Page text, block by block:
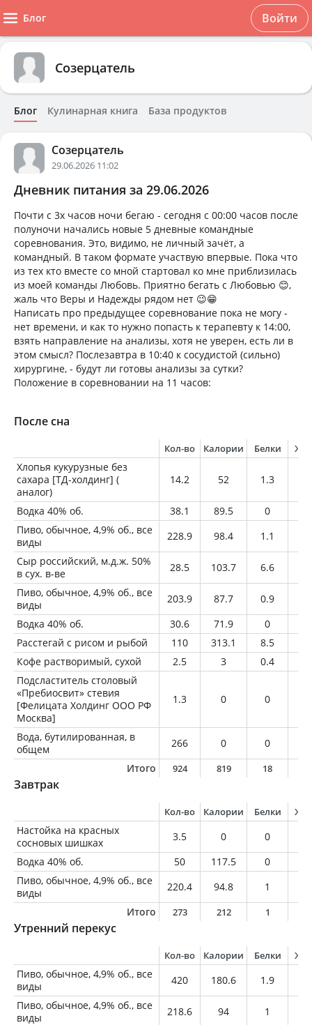
Блог Войти
Созерцатель
Блог Кулинарная книга База продуктов
Созерцатель
29.06.2026 11:02
Дневник питания за 29.06.2026
Почти с 3х часов ночи бегаю - сегодня с 00:00 часов после
полуночи начались новые 5 дневные командные
соревнования. Это, видимо, не личный зачёт, а
командный. В таком формате участвую впервые. Пока что
из тех кто вместе со мной стартовал ко мне приблизилась
из моей команды Любовь. Приятно бегать с Любовью 😊,
жаль что Веры и Надежды рядом нет 😉😁
Написать про предыдущее соревнование пока не могу -
нет времени, и как то нужно попасть к терапевту к 14:00,
взять направление на анализы, хотя не уверен, есть ли в
этом смысл? Послезавтра в 10:40 к сосудистой (сильно)
хирургине, - будут ли готовы анализы за сутки?
Положение в соревновании на 11 часов:
После сна
Кол-во Калории Белки
Хлопья кукурузные без
сахара [ТД-холдинг] (
аналог)
14.2 52 1.3
Водка 40% об. 38.1 89.5 0
Пиво, обычное, 4,9% об., все
виды
228.9 98.4 1.1
Сыр российский, м.д.ж. 50%
в сух. в-ве
28.5 103.7 6.6
Пиво, обычное, 4,9% об., все
виды
203.9 87.7 0.9
Водка 40% об.
30.6 71.9 0
Расстегай с рисом и рыбой
110 313.1 8.5
Кофе растворимый, сухой
2.5 3 0.4
Подсластитель столовый
«Пребиосвит» стевия
[Фелицата Холдинг ООО РФ
Москва]
1.3 0 0
Вода, бутилированная, в
общем
266 0 0
Итого
924 819 18
Завтрак
Кол-во Калории Белки
Настойка на красных
сосновых шишках
3.5 0 0
Водка 40% об.
50 117.5 0
Пиво, обычное, 4,9% об., все
виды
220.4 94.8 1
Итого
273 212 1
Утренний перекус
Кол-во Калории Белки
Пиво, обычное, 4,9% об., все
виды
420 180.6 1.9
Пиво, обычное, 4,9% об., все
виды
218.6 94 1